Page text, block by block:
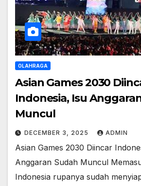
OLAHRAGA
Asian Games 2030
Indonesia, Isu
Muncul
DECEMBER 3, 2025 ADMIN
Asian Games 2030 Diincar
Anggaran Sudah Muncul
Indonesia rupanya sudah